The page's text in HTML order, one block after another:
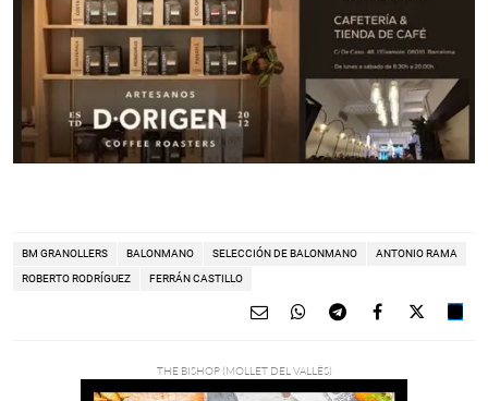
BM GRANOLLERS BALONMANO SELECCIÓN DE BALONMANO ANTONIO RAMA
ROBERTO RODRÍGUEZ FERRÁN CASTILLO